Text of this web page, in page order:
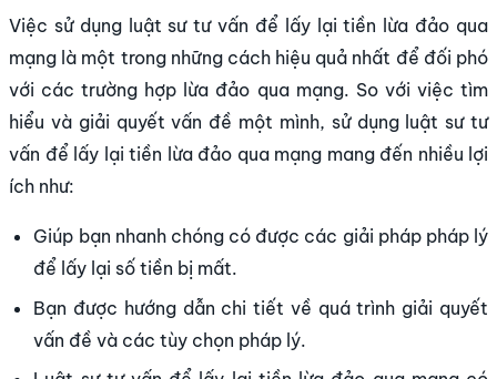
Việc sử dụng luật sư tư vấn để lấy lại tiền lừa đảo qua
mạng là một trong những cách hiệu quả nhất để đối phó
với các trường hợp lừa đảo qua mạng. So với việc tìm
hiểu và giải quyết vấn đề một mình, sử dụng luật sư tư
vấn để lấy lại tiền lừa đảo qua mạng mang đến nhiều lợi
ích như:
Giúp bạn nhanh chóng có được các giải pháp pháp lý
để lấy lại số tiền bị mất.
Bạn được hướng dẫn chi tiết về quá trình giải quyết
vấn đề và các tùy chọn pháp lý.